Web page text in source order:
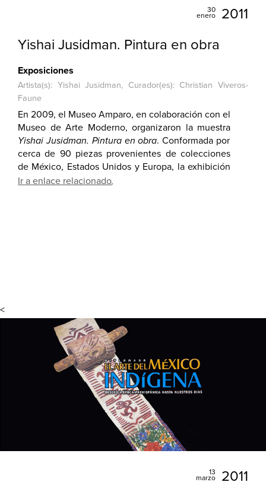
30
enero
2011
Yishai Jusidman. Pintura en obra
Exposiciones
Artista(s): Yishai Jusidman, Curador(es): Christian Viveros-
Faune
En 2009, el Museo Amparo, en colaboración con el
Museo de Arte Moderno, organizaron la muestra
Yishai Jusidman. Pintura en obra. Conformada por
cerca de 90 piezas provenientes de colecciones
de México, Estados Unidos y Europa, la exhibición
integró una síntesis retrospectiva de las series que
Ir a enlace relacionado
<
13
marzo
2011